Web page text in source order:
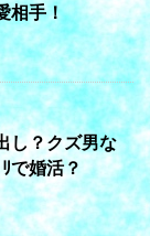
相手！
し？クズ男な
で婚活？